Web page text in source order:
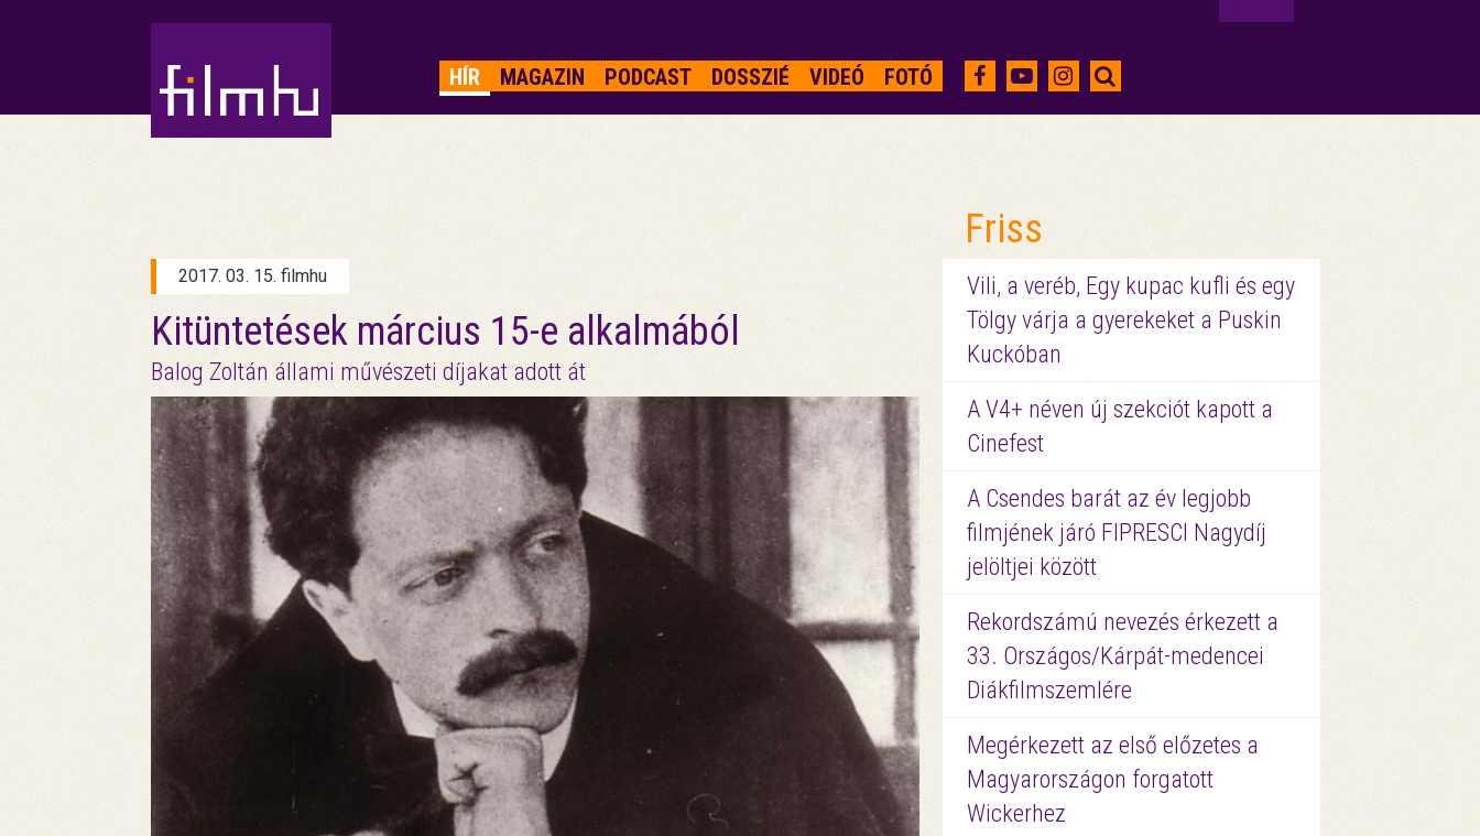
HÍR MAGAZIN PODCAST DOSSZIÉ VIDEÓ FOTÓ
2017. 03. 15. filmhu
Kitüntetések március 15-e alkalmából
Balog Zoltán állami művészeti díjakat adott át
Friss
Vili, a veréb, Egy kupac kufli és egy
Tölgy várja a gyerekeket a Puskin
Kuckóban
A V4+ néven új szekciót kapott a
Cinefest
A Csendes barát az év legjobb
filmjének járó FIPRESCI Nagydíj
jelöltjei között
Rekordszámú nevezés érkezett a
33. Országos/Kárpát-medencei
Diákfilmszemlére
Megérkezett az első előzetes a
Magyarországon forgatott
Wickerhez